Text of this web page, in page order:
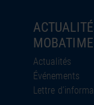
MOBATIME
Actualités
Événements
Lettre